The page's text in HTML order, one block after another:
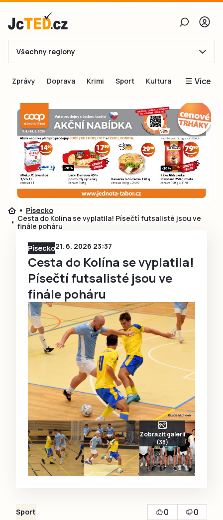
E-mail
Obnovit heslo
Přihlásit se
Přihlásit se přes Facebook
Ještě nemám účet, chci seRegistrovat
Všechny regiony
Zprávy Doprava Krimi Sport Kultura Více
Inspirace
Čtenáři píší
Speciální přílohy
Inzerce
Písecko
Cesta do Kolína se vyplatila! Písečtí futsalisté jsou ve
finále poháru
Písecko21. 6. 2026 23:37
Cesta do Kolína se vyplatila!
Písečtí futsalisté jsou ve
finále poháru
Zobrazit galerii
(38)
Sport 0
0